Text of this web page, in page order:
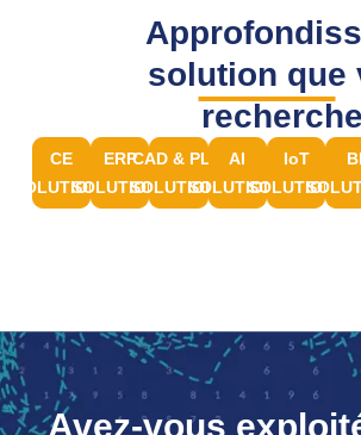
CE
SOLUTIONS
ERP
SOLUTIONS
CAD & PLM
SOLUTIONS
AI
SOLUTIONS
IoT
SOLUTIONS
BI
solution que
Avez-vous